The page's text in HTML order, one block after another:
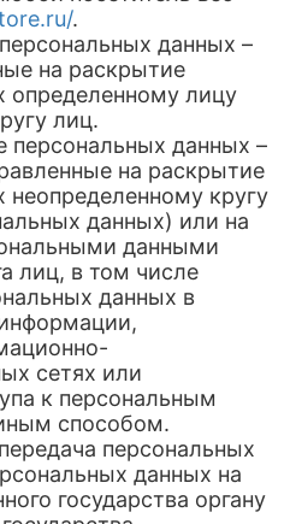
.
данных –
на раскрытие
определенному лицу
лиц.
персональных данных –
на раскрытие
кругу
данных) или на
данными
лиц, в том числе
данных в
сетях или
к персональным
способом.
персональных
данных на
государства органу